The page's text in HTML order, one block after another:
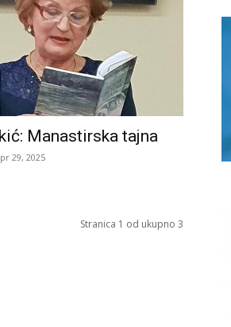
Manastirska tajna
29, 2025
Stranica 1 od ukupno 3